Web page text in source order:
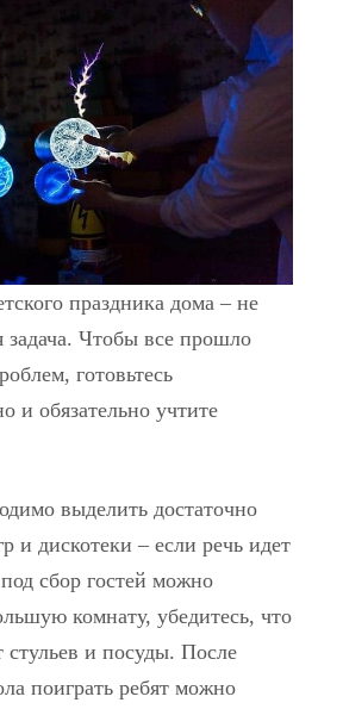
праздника дома – не
задача. Чтобы все прошло
готовьтесь
и обязательно учтите
выделить достаточно
и дискотеки – если речь идет
сбор гостей можно
комнату, убедитесь, что
стульев и посуды. После
поиграть ребят можно